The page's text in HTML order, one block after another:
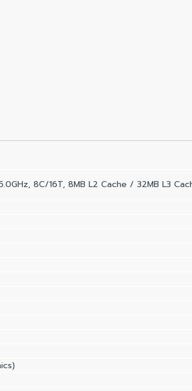
8C/16T, 8MB L2 Cache / 32MB L3